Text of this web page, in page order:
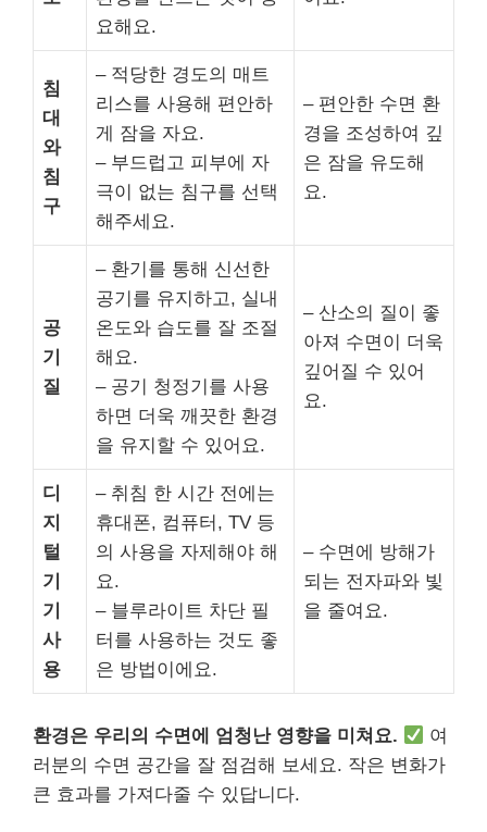
요해요.
침
대
와
침
구
– 적당한 경도의 매트
리스를 사용해 편안하
게 잠을 자요.
– 부드럽고 피부에 자
극이 없는 침구를 선택
해주세요.
– 편안한 수면 환
경을 조성하여 깊
은 잠을 유도해
요.
공
기
질
– 환기를 통해 신선한
공기를 유지하고, 실내
온도와 습도를 잘 조절
해요.
– 공기 청정기를 사용
하면 더욱 깨끗한 환경
을 유지할 수 있어요.
– 산소의 질이 좋
아져 수면이 더욱
깊어질 수 있어
요.
디
지
털
기
기
사
용
– 취침 한 시간 전에는
휴대폰, 컴퓨터, TV 등
의 사용을 자제해야 해
요.
– 블루라이트 차단 필
터를 사용하는 것도 좋
은 방법이에요.
– 수면에 방해가
되는 전자파와 빛
을 줄여요.
환경은 우리의 수면에 엄청난 영향을 미쳐요.
여
러분의 수면 공간을 잘 점검해 보세요. 작은 변화가
큰 효과를 가져다줄 수 있답니다.